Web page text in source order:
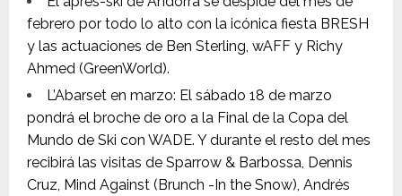
febrero por todo lo alto con la icónica fiesta BRESH
y las actuaciones de Ben Sterling, wAFF y Richy
Ahmed (GreenWorld).
L’Abarset en marzo: El sábado 18 de marzo
pondrá el broche de oro a la Final de la Copa del
Mundo de Ski con WADE. Y durante el resto del mes
recibirá las visitas de Sparrow & Barbossa, Dennis
Cruz, Mind Against (Brunch -In the Snow), Andrés